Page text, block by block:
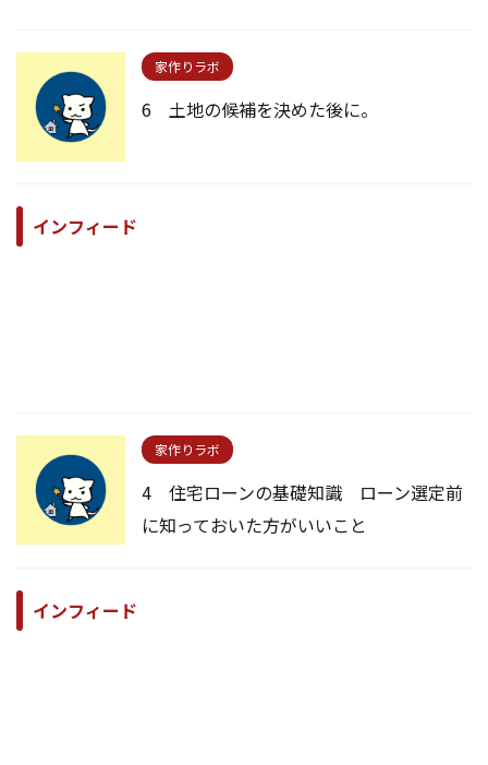
家作りラボ
6 土地の候補を決めた後に。
インフィード
家作りラボ
4 住宅ローンの基礎知識 ローン選定前
に知っておいた方がいいこと
インフィード